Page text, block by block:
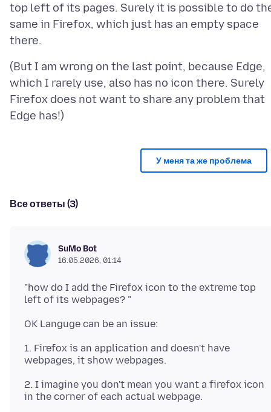
top left of its pages. Surely it is possible to do
same in Firefox, which just has an empty space
(But I am wrong on the last point, because Edge,
which I rarely use, also has no icon there. Surely
Firefox does not want to share any problem that
У меня та же проблема
Все ответы (3)
SuMo Bot
16.05.2026, 01:14
"how do I add the Firefox icon to the extreme top
1. Firefox is an application and doesn't have
2. I imagine you don't mean you want a firefox icon